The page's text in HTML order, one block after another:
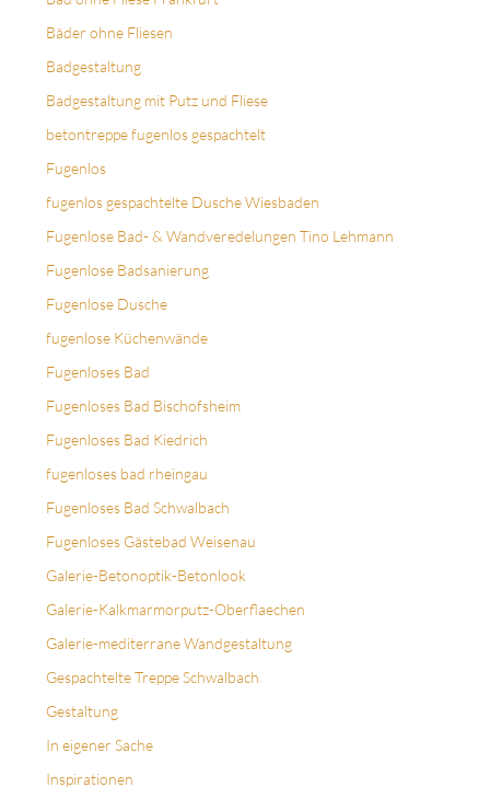
Bäder ohne Fliesen
Badgestaltung
Badgestaltung mit Putz und Fliese
betontreppe fugenlos gespachtelt
Fugenlos
fugenlos gespachtelte Dusche Wiesbaden
Fugenlose Bad- & Wandveredelungen Tino Lehmann
Fugenlose Badsanierung
Fugenlose Dusche
fugenlose Küchenwände
Fugenloses Bad
Fugenloses Bad Bischofsheim
Fugenloses Bad Kiedrich
fugenloses bad rheingau
Fugenloses Bad Schwalbach
Fugenloses Gästebad Weisenau
Galerie-Betonoptik-Betonlook
Galerie-Kalkmarmorputz-Oberflaechen
Galerie-mediterrane Wandgestaltung
Gespachtelte Treppe Schwalbach
Gestaltung
In eigener Sache
Inspirationen